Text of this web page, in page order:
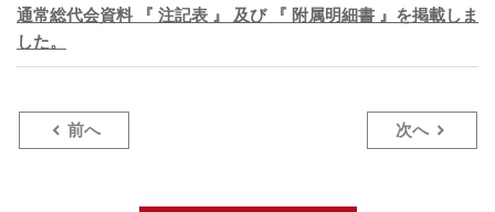
通常総代会資料 『 注記表 』 及び 『 附属明細書 』を掲載しま
した。
前へ 次へ